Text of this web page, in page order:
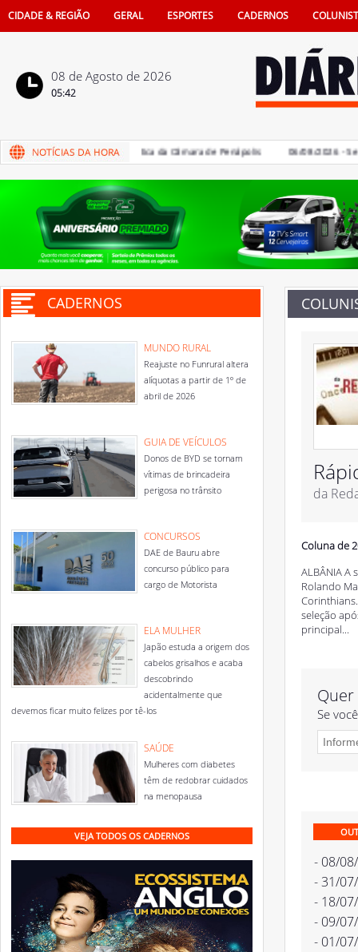
CIDADE & REGIÃO GERAL ESPORTES CADERNOS
08 de Agosto de 2026
05:42
devem votar Código de Ética da Câmara de Penápolis 06/08/2026 -
CADERNOS
MUNDO RURAL
Reajuste no Funrural altera
alíquotas a partir de 1º de
abril de 2026
GUIA DE VEÍCULOS
Donos de BYD se tornam
vítimas de brincadeira
perigosa no trânsito
CONCURSOS
DAE de Bauru abre
concurso público para
cargo de Motorista
ELA MULHER
Japão estuda a origem dos
cabelos grisalhos e acaba
descobrindo
acidentalmente que
devemos ficar muito felizes por tê-los
SAÚDE
Mulheres com diabetes
têm de redobrar cuidados
na menopausa
VEJA TODOS OS CADERNOS
da
Coluna de
ALBÂNIA
Rolando
seleção
principal...
Se
- 08/
- 31/
- 18/
- 09/
- 01/